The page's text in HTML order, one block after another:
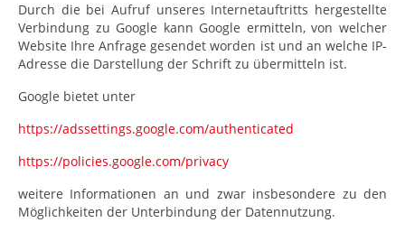
Durch die bei Aufruf unseres Internetauftritts hergestellte
Verbindung zu Google kann Google ermitteln, von welcher
Website Ihre Anfrage gesendet worden ist und an welche IP-
Adresse die Darstellung der Schrift zu übermitteln ist.
Google bietet unter
https://adssettings.google.com/authenticated
https://policies.google.com/privacy
weitere Informationen an und zwar insbesondere zu den
Möglichkeiten der Unterbindung der Datennutzung.